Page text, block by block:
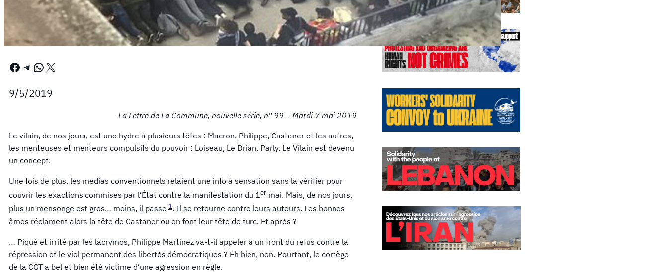
Facebook Telegram WhatsApp X
9/5/2019
La Lettre de La Commune, nouvelle série, n° 99 – Mardi 7 mai 2019
Le vilain, de nos jours, est une hydre à plusieurs têtes : Macron, Philippe, Castaner et les autres,
les menteuses et menteurs compulsifs du pouvoir : Loiseau, Le Drian, Parly. Le Vilain est devenu
un concept.
Une fois de plus, les medias conventionnels relaient une info à sensation sans la vérifier pour
couvrir les exactions commises par l’État contre la manifestation du 1er mai. Mais, de nos jours,
plus un mensonge est gros… moins, il passe 1 . Il se retourne contre leurs auteurs. Les bonnes
âmes réclament alors la tête de Castaner ou en font leur tête de turc. Et après ?
… Piqué et irrité par les lacrymos, Philippe Martinez va-t-il appeler à un front du refus contre la
répression et le viol permanent des libertés démocratiques ? Eh bien, non. Pourtant, le cortège
de la CGT a bel et bien été victime d’une agression en règle.